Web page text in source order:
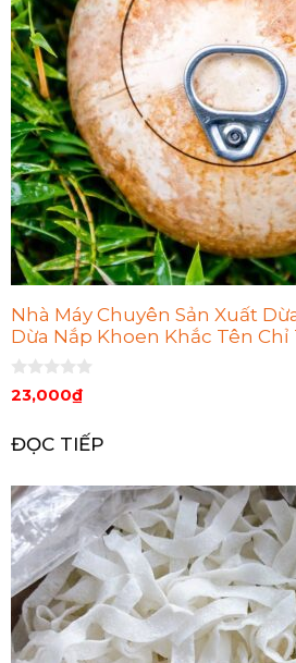
Nhà Máy Chuyên Sản Xuất
Dừa Nắp Khoen Khắc Tên Chỉ
0
n
o
à
23,000₫
ĐỌC TIẾP